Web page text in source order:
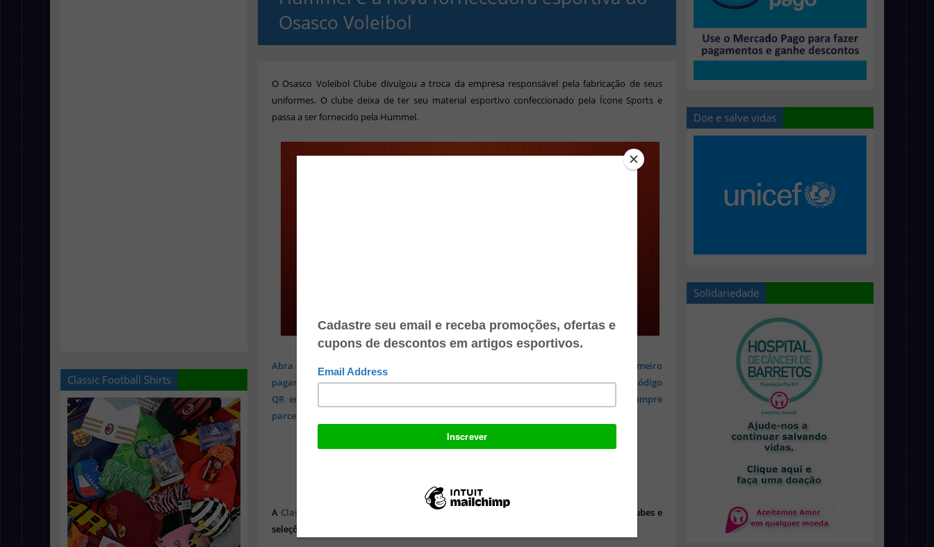
Classic Football Shirts
Osasco Voleibol
O Osasco Voleibol Clube divulgou a troca da empresa responsável pela fabricação de seus
uniformes. O clube deixa de ter seu material esportivo confeccionado pela Ícone Sports e
passa a ser fornecido pela Hummel.
Abra sua conta digital 100% gratuita no Mercado Pago e ganhe R$ 10 no seu primeiro
pagamento para: Recarregar seu celular, Pagar suas contas de consumo, Pagar com código
QR em milhares de lugares. Multiplique suas economias, faça transferências, compre
parcelado e aproveite todos os benefícios!
A Classic Football Shirts
possui o maior acervo de camisas originais de futebol ( clubes e
seleções ). A loja faz entregas no mundo inteiro.
Doe e salve vidas
Solidariedade